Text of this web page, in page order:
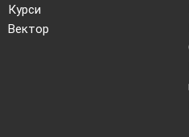
Курси
Вектор